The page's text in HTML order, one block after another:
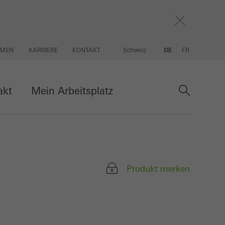
KARRIERE KONTAKT Schweiz DE FR
Mein Arbeitsplatz
Produkt merken